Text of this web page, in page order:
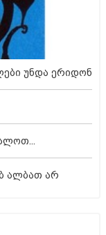
უნდა ერიდონ
ალბათ არ